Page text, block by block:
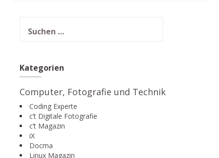
nach:
Kategorien
Computer, Fotografie und Technik
Coding Experte
c’t Digitale Fotografie
c’t Magazin
iX
Docma
Linux Magazin